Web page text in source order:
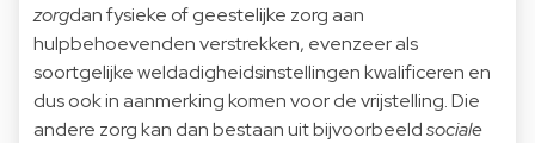
zorgdan fysieke of geestelijke zorg aan
hulpbehoevenden verstrekken, evenzeer als
soortgelijke weldadigheidsinstellingen kwalificeren en
dus ook in aanmerking komen voor de vrijstelling. Die
andere zorg kan dan bestaan uit bijvoorbeeldsociale